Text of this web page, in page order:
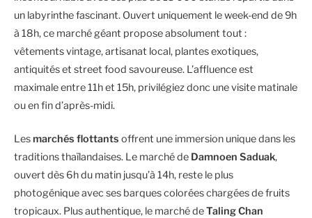
un labyrinthe fascinant. Ouvert uniquement le week-end de 9h
à 18h, ce marché géant propose absolument tout :
vêtements vintage, artisanat local, plantes exotiques,
antiquités et street food savoureuse. L’affluence est
maximale entre 11h et 15h, privilégiez donc une visite matinale
ou en fin d’après-midi.
Les marchés flottants offrent une immersion unique dans les
traditions thaïlandaises. Le marché de Damnoen Saduak,
ouvert dès 6h du matin jusqu’à 14h, reste le plus
photogénique avec ses barques colorées chargées de fruits
tropicaux. Plus authentique, le marché deTaling Chan